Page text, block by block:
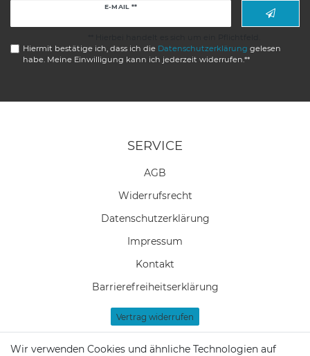
E-MAIL **
Hiermit bestätige ich, dass ich die Daten­schutz­erklärung gelesen
habe. Meine Einwilligung kann ich jederzeit widerrufen.**
SERVICE
AGB
Widerrufs­recht
Daten­schutz­erklärung
Impressum
Kontakt
Barrierefreiheitserklärung
Vertrag widerrufen
Wir verwenden Cookies und ähnliche Technologien auf